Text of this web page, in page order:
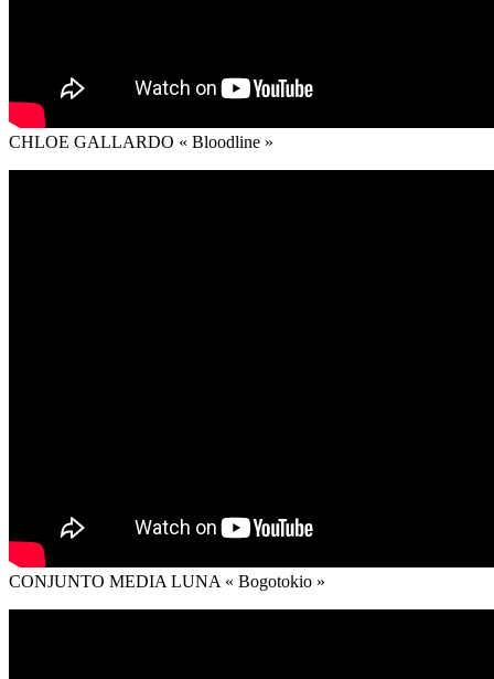
CHLOE GALLARDO « Bloodline »
CONJUNTO MEDIA LUNA « Bogotokio »